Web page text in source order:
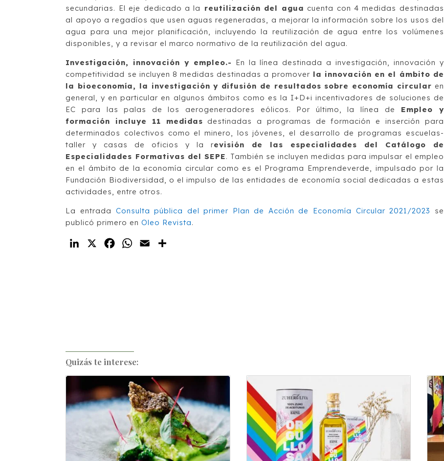
secundarias. El eje dedicado a la reutilización del agua cuenta con 4 medidas destinadas
al apoyo a regadíos que usen aguas regeneradas, a mejorar la información sobre los usos del
agua para una mejor planificación, incluyendo la reutilización de agua entre los volúmenes
disponibles, y a revisar el marco normativo de la reutilización del agua.
Investigación, innovación y empleo.- En la línea destinada a investigación, innovación y
competitividad se incluyen 8 medidas destinadas a promoverla innovación en el ámbito de
la bioeconomía, la investigación y difusión de resultados sobre economía circular en
general, y en particular en algunos ámbitos como es la I+D+i incentivadores de soluciones de
EC para las palas de los aerogeneradores eólicos. Por último, la línea de Empleo y
formación incluye 11 medidas destinadas a programas de formación e inserción para
determinados colectivos como el minero, los jóvenes, el desarrollo de programas escuelas-
taller y casas de oficios y la revisión de las especialidades del Catálogo de
Especialidades Formativas del SEPE. También se incluyen medidas para impulsar el empleo
en el ámbito de la economía circular como es el Programa Emprendeverde, impulsado por la
Fundación Biodiversidad, o el impulso de las entidades de economía social dedicadas a estas
actividades, entre otros.
La entrada Consulta pública del primer Plan de Acción de Economía Circular 2021/2023
se
publicó primero enOleo Revista.
LinkedIn
X FacebookWhatsApp
Email
Quizás te interese: